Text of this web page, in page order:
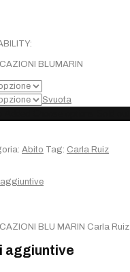
BLUMARIN
Svuota
Abito Tag: Carla Ruiz
aggiuntive
BLU MARIN Carla Ruiz
aggiuntive